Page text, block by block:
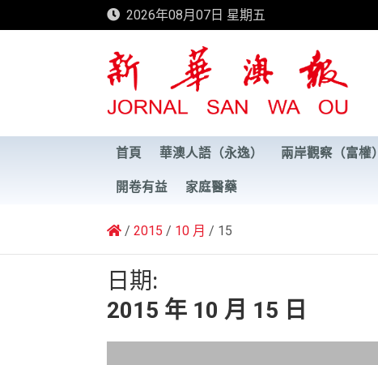
to
2026年08月07日 星期五
新華澳報
首頁 華澳人語（永逸） 兩岸觀察（富權）
開卷有益 家庭醫藥
2015 10 月 15
日期:
2015 年 10 月 15 日